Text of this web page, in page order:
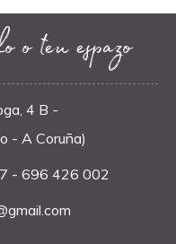
o teu espazo
4 B -
- A Coruña)
- 696 426 002